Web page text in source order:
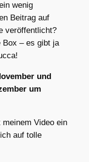
wenig
Beitrag auf
veröffentlicht?
Box – es gibt ja
und
um
Video ein
auf tolle